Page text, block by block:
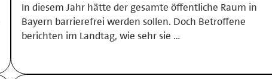
In diesem Jahr hätte der gesamte öffentliche Raum in
Bayern barrierefrei werden sollen. Doch Betroffene
berichten im Landtag, wie sehr sie …